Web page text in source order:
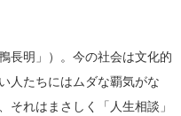
長明」）。今の社会は文化的
人たちにはムダな覇気がな
れはまさしく「人生相談」